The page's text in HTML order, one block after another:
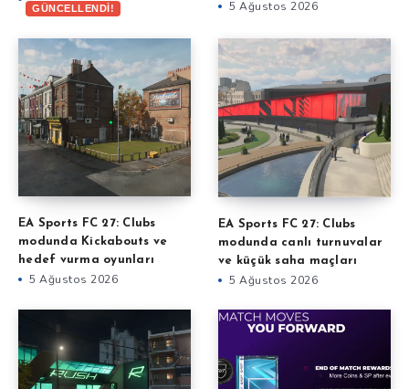
GÜNCELLENDİ! 5 Ağustos 2026
EA Sports FC 27: Clubs
modunda Kickabouts ve
hedef vurma oyunları
5 Ağustos 2026
EA Sports FC 27: Clubs
modunda canlı turnuvalar
ve küçük saha maçları
5 Ağustos 2026